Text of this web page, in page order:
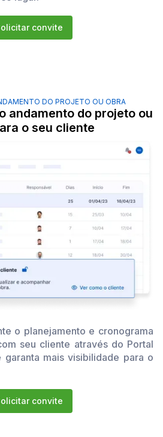
convite
DO PROJETO OU OBRA
andamento do projeto ou
o seu cliente
o planejamento e cronograma
seu cliente através do Portal
mais visibilidade para o
convite